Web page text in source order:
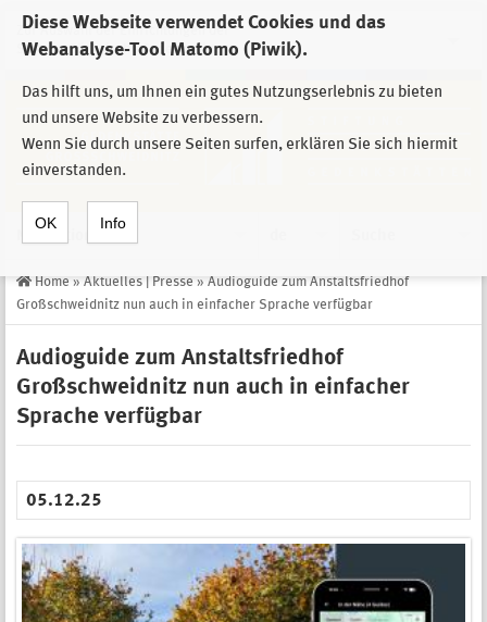
Diese Webseite verwendet Cookies und das
Webanalyse-Tool Matomo (Piwik).
Das hilft uns, um Ihnen ein gutes Nutzungserlebnis zu bieten
und unsere Website zu verbessern.
Wenn Sie durch unsere Seiten surfen, erklären Sie sich hiermit
einverstanden.
OK Info
Zur Auswahl der Einrichtungen der
Stiftung Sächsische Gedenkstätten
Home » Aktuelles | Presse » Audioguide zum Anstaltsfriedhof
Großschweidnitz nun auch in einfacher Sprache verfügbar
Audioguide zum Anstaltsfriedhof
Großschweidnitz nun auch in einfacher
Sprache verfügbar
05.12.25